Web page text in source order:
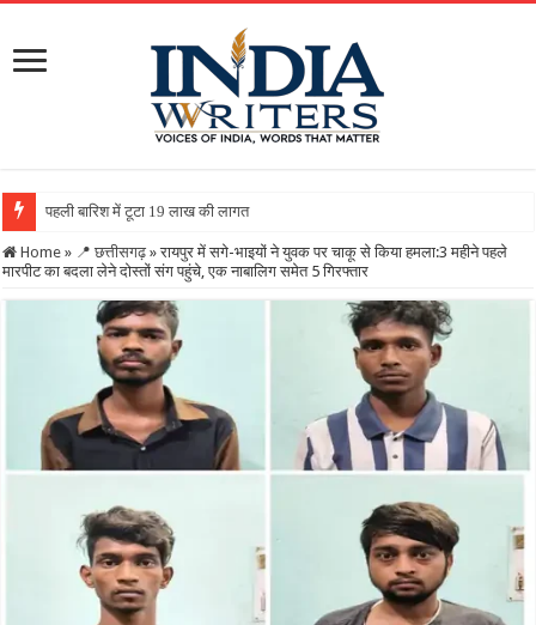
पहली बारिश में टूटा 19 लाख की लागत से बना रिटर्निंग वॉल, ग्रामीणो
Home » 📍 छत्तीसगढ़ » रायपुर में सगे-भाइयों ने युवक पर चाकू से किया हमला:3 महीने पहले
मारपीट का बदला लेने दोस्तों संग पहुंचे, एक नाबालिग समेत 5 गिरफ्तार